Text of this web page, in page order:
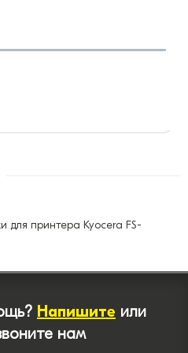
для принтера Kyocera FS-
Напишите или
нам